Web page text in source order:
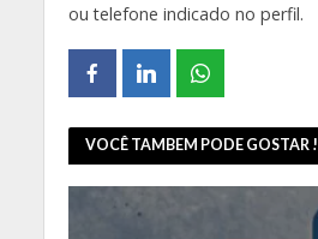
ou telefone indicado no perfil.
VOCÊ TAMBEM PODE GOSTAR !